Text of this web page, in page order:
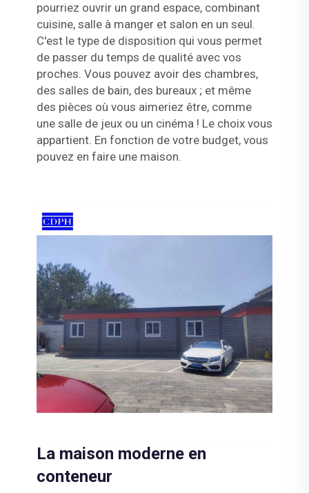
pourriez ouvrir un grand espace, combinant
cuisine, salle à manger et salon en un seul.
C'est le type de disposition qui vous permet
de passer du temps de qualité avec vos
proches. Vous pouvez avoir des chambres,
des salles de bain, des bureaux ; et même
des pièces où vous aimeriez être, comme
une salle de jeux ou un cinéma ! Le choix vous
appartient. En fonction de votre budget, vous
pouvez en faire une maison.
La maison moderne en
conteneur